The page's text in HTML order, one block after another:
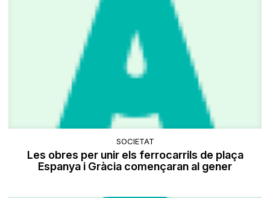
SOCIETAT
Les obres per unir els ferrocarrils de plaça
Espanya i Gràcia començaran al gener